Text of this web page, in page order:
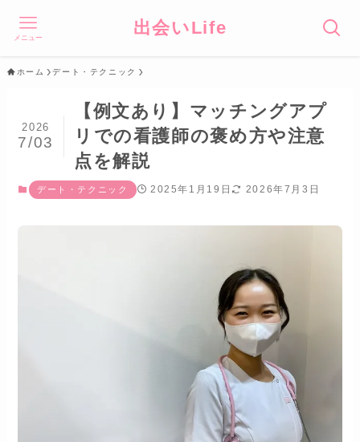
出会いLife
メニュー
ホーム デート・テクニック
【例文あり】マッチングアプ
リでの看護師の褒め方や注意
点を解説
2026
7/03
デート・テクニック 2025年1月19日 2026年7月3日